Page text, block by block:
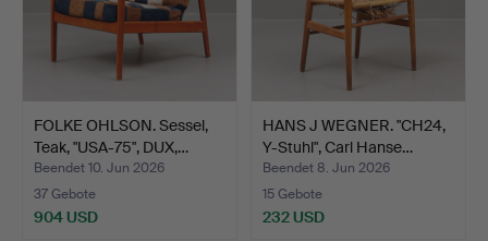
FOLKE OHLSON. Sessel,
Teak, "USA-75", DUX,…
Beendet 10. Jun 2026
37 Gebote
904 USD
HANS J WEGNER. "CH24,
Y-Stuhl", Carl Hanse…
Beendet 8. Jun 2026
15 Gebote
232 USD